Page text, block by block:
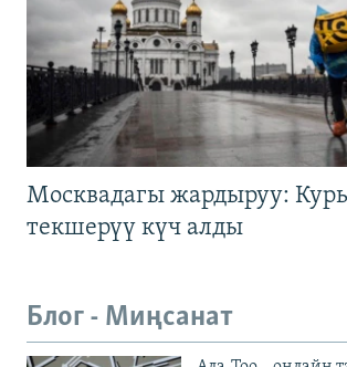
Москвадагы жардыруу:
текшерүү күч алды
Блог - Миңсанат